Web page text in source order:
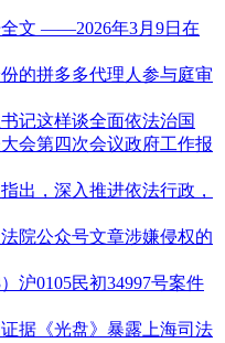
文 ——2026年3月9日在
的拼多多代理人参与庭审
记这样谈全面依法治国
会第四次会议政府工作报
出，深入推进依法行政，
院公众号文章涉嫌侵权的
沪0105民初34997号案件
据《光盘》暴露上海司法